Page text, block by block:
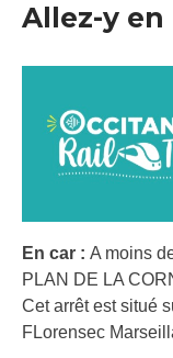
Allez-y en
En car : A moins
PLAN DE LA
Cet arrêt est situé
FLorensec